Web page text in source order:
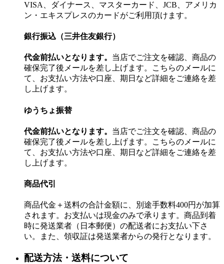
VISA、ダイナース、マスターカード、JCB、アメリカ
ン・エキスプレスのカードがご利用頂けます。
銀行振込（三井住友銀行）
代金前払いとなります。 当店でご注文を確認、商品の
確保完了後メールを差し上げます。こちらのメールに
て、お支払い方法や口座、期日など詳細をご連絡を差
し上げます。
ゆうちょ振替
代金前払いとなります。 当店でご注文を確認、商品の
確保完了後メールを差し上げます。こちらのメールに
て、お支払い方法や口座、期日など詳細をご連絡を差
し上げます。
商品代引
商品代金＋送料の合計金額に、別途手数料400円が加算
されます。お支払いは現金のみで承ります。商品到着
時に発送業者（日本郵便）の配送者にお支払い下さ
い。また、領収証は発送業者からの発行となります。
配送方法・送料について